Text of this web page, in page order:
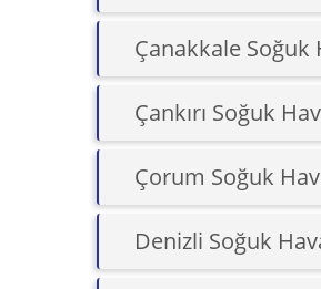
Çanakkale Soğuk
Çankırı Soğuk
Çorum Soğuk
Denizli Soğuk